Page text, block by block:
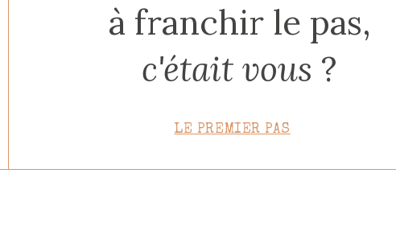
à franchir le pas,
c'était vous ?
LE PREMIER PAS